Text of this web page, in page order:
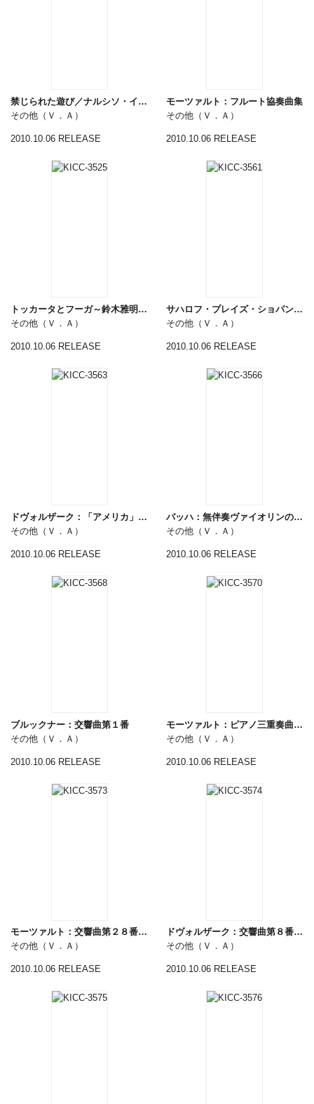
禁じられた遊び／ナルシソ・イエペス
その他（Ｖ．Ａ）
2010.10.06 RELEASE
モーツァルト：フルート協奏曲集
その他（Ｖ．Ａ）
2010.10.06 RELEASE
トッカータとフーガ～鈴木雅明／バッハ・オルガン名曲集～
その他（Ｖ．Ａ）
2010.10.06 RELEASE
サハロフ・プレイズ・ショパンⅡ［ピアノ・ソナタ第３番／幻想曲他］
その他（Ｖ．Ａ）
2010.10.06 RELEASE
ドヴォルザーク：「アメリカ」／スメタナ：「わが生涯より」
その他（Ｖ．Ａ）
2010.10.06 RELEASE
バッハ：無伴奏ヴァイオリンのためのソナタ＆パルティータ全曲
その他（Ｖ．Ａ）
2010.10.06 RELEASE
ブルックナー：交響曲第１番
その他（Ｖ．Ａ）
2010.10.06 RELEASE
モーツァルト：ピアノ三重奏曲全集
その他（Ｖ．Ａ）
2010.10.06 RELEASE
モーツァルト：交響曲第２８番、第３３番
その他（Ｖ．Ａ）
2010.10.06 RELEASE
ドヴォルザーク：交響曲第８番「イギリス」
その他（Ｖ．Ａ）
2010.10.06 RELEASE